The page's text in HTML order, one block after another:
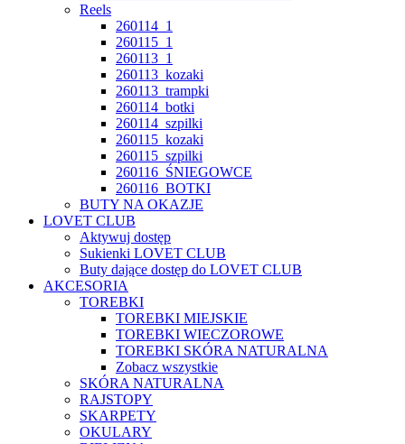
Reels
260114_1
260115_1
260113_1
260113_kozaki
260113_trampki
260114_botki
260114_szpilki
260115_kozaki
260115_szpilki
260116_ŚNIEGOWCE
260116_BOTKI
BUTY NA OKAZJE
LOVET CLUB
Aktywuj dostęp
Sukienki LOVET CLUB
Buty dające dostęp do LOVET CLUB
AKCESORIA
TOREBKI
TOREBKI MIEJSKIE
TOREBKI WIECZOROWE
TOREBKI SKÓRA NATURALNA
Zobacz wszystkie
SKÓRA NATURALNA
RAJSTOPY
SKARPETY
OKULARY